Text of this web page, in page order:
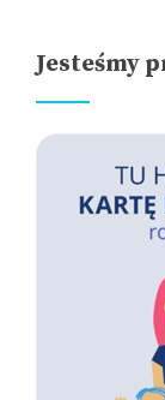
Jesteśmy